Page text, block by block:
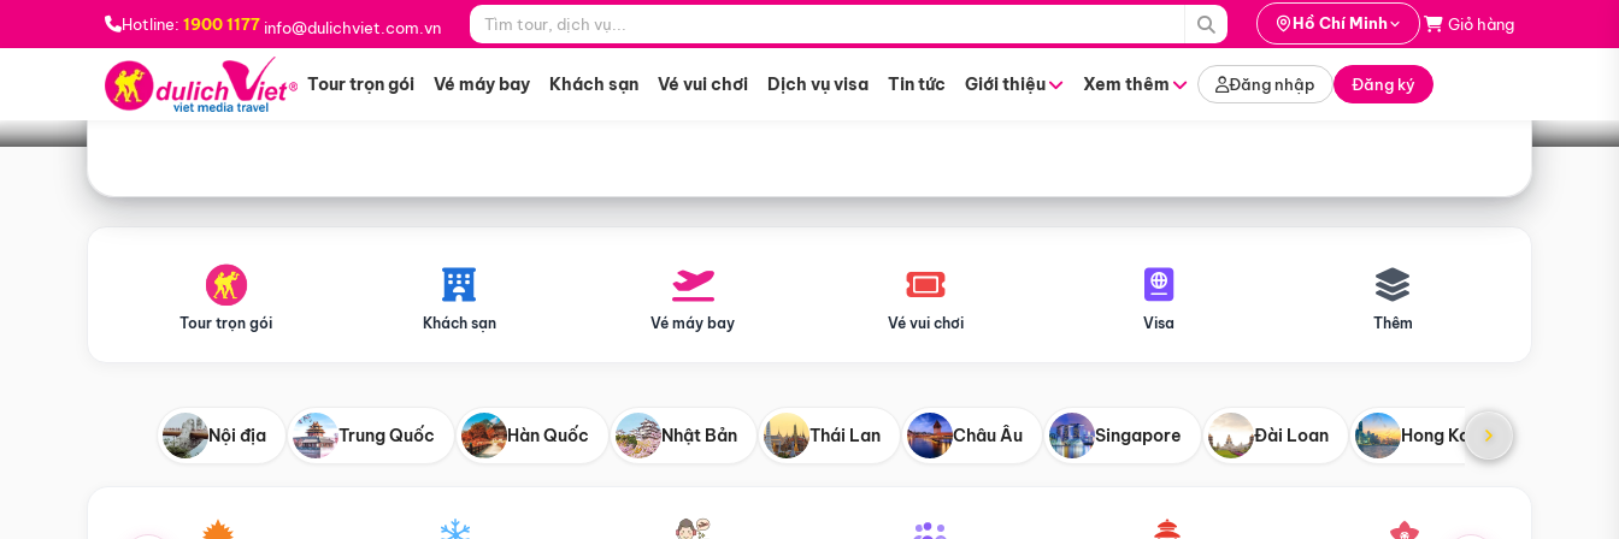
Hotline: 1900 1177 info@dulichviet.com.vn Hồ Chí Minh Giỏ hàng
Tour trọn gói Vé máy bay Khách sạn Vé vui chơi Dịch vụ visa Tin tức Giới thiệu Xem thêm Đăng nhập Đăng ký
Bạn muốn đi đâu? *
Tìm tour
Tour trọn gói Khách sạn Vé máy bay Vé vui chơi Visa Thêm
Nội địa Trung Quốc Hàn Quốc Nhật Bản Thái Lan Châu Âu Singapore Đài Loan Hong Kong